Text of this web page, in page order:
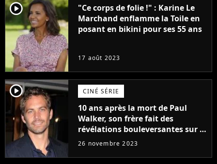
player2
"Ce corps de folie !" : Karine Le
Marchand enflamme la Toile en
posant en bikini pour ses 55 ans
17 août 2023
player2 CINÉ SÉRIE
10 ans après la mort de Paul
Walker, son frère fait des
révélations bouleversantes sur la
réaction des acteurs de Fast and
26 novembre 2023